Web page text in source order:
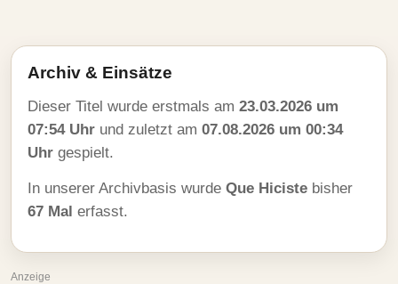
Archiv & Einsätze
Dieser Titel wurde erstmals am 23.03.2026 um
07:54 Uhr und zuletzt am 07.08.2026 um 00:34
Uhr gespielt.
In unserer Archivbasis wurde Que Hiciste bisher
67 Mal erfasst.
Anzeige